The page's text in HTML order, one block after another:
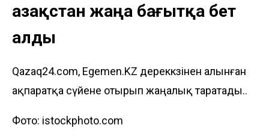
Қазақстан жаңа бағытқа бет
алды
Qazaq24.com, Egemen.KZ дереккөзінен алынған
ақпаратқа сүйене отырып жаңалық таратады..
Фото: istockphoto.com